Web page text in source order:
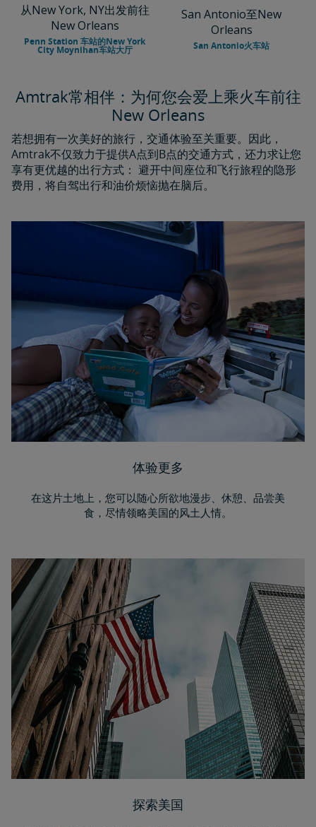
从New York, NY出发前往
New Orleans
Penn Station 车站的New York
City Moynihan车站大厅
San Antonio至New
Orleans
San Antonio火车站
Amtrak常相伴：为何您会爱上乘火车前往
New Orleans
若想拥有一次美好的旅行，交通体验至关重要。因此，
Amtrak不仅致力于提供A点到B点的交通方式，还力求让您
享有更优越的出行方式： 避开中间座位和飞行旅程的隐形
费用，将自驾出行和油价烦恼抛在脑后。
体验更多
在这片土地上，您可以随心所欲地漫步、休憩、品尝美
食，尽情领略美国的风土人情。
探索美国